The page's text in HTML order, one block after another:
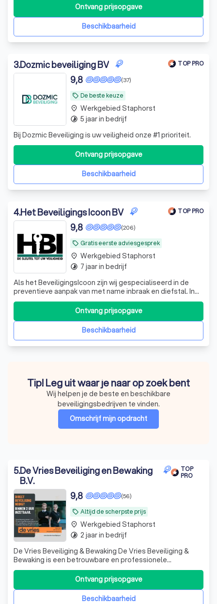
Beschikbaarheid
Ontvang prijsopgave
3.Dozmic beveiliging BV TOP PRO
local_offer De beste keuze
(37)
9,8
Bij Dozmic Beveiliging is uw veiligheid onze #1 prioriteit.
Beschikbaarheid
Ontvang prijsopgave
place Werkgebied Staphorst
timelapse 5 jaar in bedrijf
4.Het Beveiligings Icoon BV TOP PRO
local_offer Gratis eerste adviesgesprek
(206)
9,8
Als het BeveiligingsIcoon zijn wij gespecialiseerd in de
preventieve aanpak van met name inbraak en diefstal. In
de wereld van beveiliging is een grote uiteenloop van
service en kwaliteit. Het Beveiligingsicoon werkt alleen
met apparatuur van uitstekende kwaliteit, zodat u
verzekerd bent van de rustBeschikbaarheid
Ontvang prijsopgave
place Werkgebied Staphorst
timelapse 7 jaar in bedrijf
Tip! Leg uit waar je naar op zoek bent
Wij helpen je de beste en beschikbare
beveiligingsbedrijven te vinden.
Omschrijf mijn opdracht
5.De Vries Beveiliging en Bewaking
B.V.
TOP
PRO
local_offer Altijd de scherpste prijs
(56)
9,8
De Vries Beveiliging & Bewaking De Vries Beveiliging &
Bewaking is een betrouwbare en professionele
beveiligingsorganisatie, gevestigd in Emmen en actief in
heel Drenthe en delen van Groningen en Friesland. Wij
leveren hoogwaardige beveiligingsdiensten aan bedrijven,
instellingen, evenementen en pa
Beschikbaarheid
Ontvang prijsopgave
place Werkgebied Staphorst
timelapse 2 jaar in bedrijf